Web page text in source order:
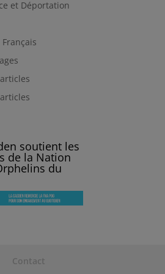
et Déportation
soutient les
de la Nation
du
Contact